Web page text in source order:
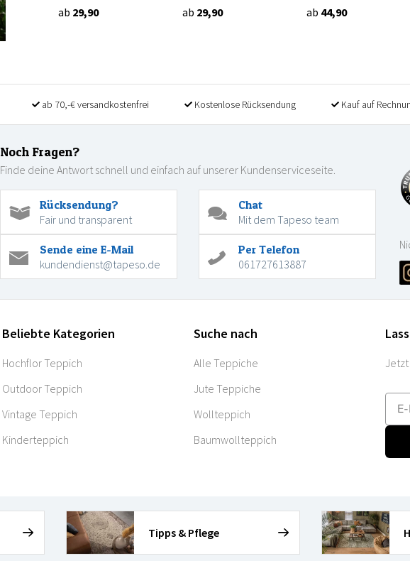
ab 29,90 ab 29,90 ab 44,90
ab 70,-€ versandkostenfrei Kostenlose Rücksendung Kauf auf
Noch Fragen?
Finde deine Antwort schnell und einfach auf unserer Kundenserviceseite.
Rücksendung?
Fair und transparent
Chat
Mit dem Tapeso team
Sende eine E-Mail
kundendienst@tapeso.de
Per Telefon
061727613887
Beliebte Kategorien
Hochflor Teppich
Outdoor Teppich
Vintage Teppich
Kinderteppich
Suche nach
Alle Teppiche
Jute Teppiche
Wollteppich
Baumwollteppich
E-
Tipps & Pflege